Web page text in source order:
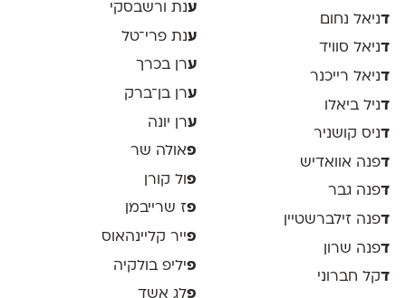
דניאל נחום
דניאל סוויד
דניאל רייכנר
דניל ביאלו
דניס קושניר
דפנה אוואדיש
דפנה גבר
דפנה זילברשטיין
דפנה שרון
דקל חברוני
ענת ורשבסקי
ענת פרי־טל
ערן בכרך
ערן בן־ברק
ערן יונה
פאולה שר
פ ול קורן
פז שרייבמן
פייר קליינהאוס
פיליפ בולקיה
פלג אשד